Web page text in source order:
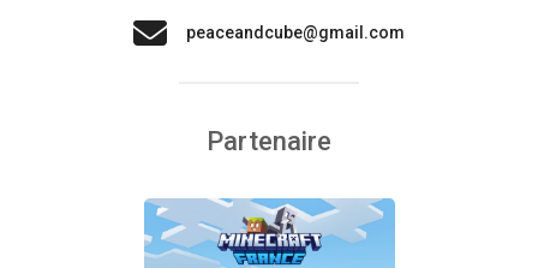
peaceandcube@gmail.com
Partenaire